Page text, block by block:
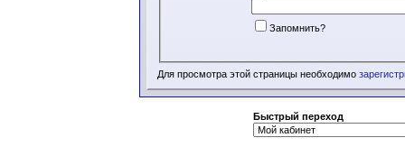
Запомнить?
Для просмотра этой страницы необходимо
Быстрый переход